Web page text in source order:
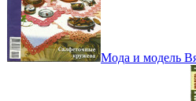
Мода и модель